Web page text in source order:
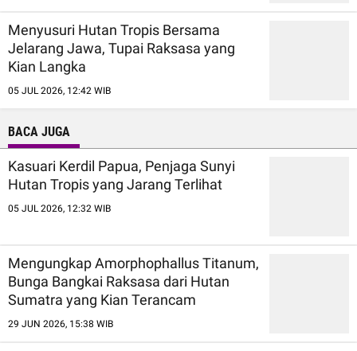
Menyusuri Hutan Tropis Bersama
Jelarang Jawa, Tupai Raksasa yang
Kian Langka
05 JUL 2026, 12:42 WIB
BACA JUGA
Kasuari Kerdil Papua, Penjaga Sunyi
Hutan Tropis yang Jarang Terlihat
05 JUL 2026, 12:32 WIB
Mengungkap Amorphophallus Titanum,
Bunga Bangkai Raksasa dari Hutan
Sumatra yang Kian Terancam
29 JUN 2026, 15:38 WIB